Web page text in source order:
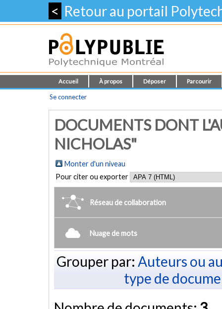
< Retour au portail
Accueil À propos Déposer Parcourir
Se connecter
DOCUMENTS DONT
NICHOLAS"
Monter d'un niveau
Pour citer ou exporter
Réseau de collaboration
Nuage de mots
Grouper par: Auteurs ou
type de